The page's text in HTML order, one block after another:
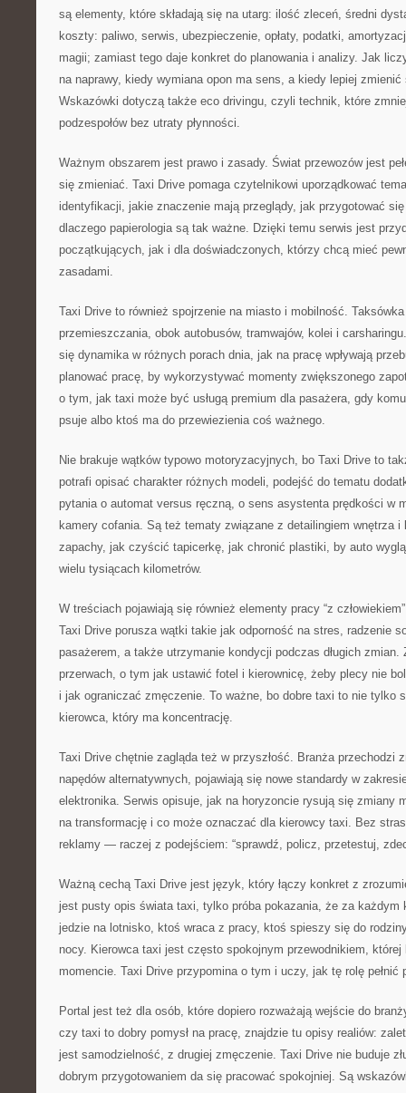
są elementy, które składają się na utarg: ilość zleceń, średni
koszty: paliwo, serwis, ubezpieczenie, opłaty, podatki,
magii; zamiast tego daje konkret do planowania i analizy. Jak
na naprawy, kiedy wymiana opon ma sens, a kiedy lepiej
Wskazówki dotyczą także eco drivingu, czyli technik, które
podzespołów bez utraty płynności.
Ważnym obszarem jest prawo i zasady. Świat przewozów jest
się zmieniać. Taxi Drive pomaga czytelnikowi uporządkować
identyfikacji, jakie znaczenie mają przeglądy, jak przygotować
dlaczego papierologia są tak ważne. Dzięki temu serwis jest
początkujących, jak i dla doświadczonych, którzy chcą mieć
zasadami.
Taxi Drive to również spojrzenie na miasto i mobilność.
przemieszczania, obok autobusów, tramwajów, kolei i
się dynamika w różnych porach dnia, jak na pracę wpływają
planować pracę, by wykorzystywać momenty zwiększonego
o tym, jak taxi może być usługą premium dla pasażera, gdy
psuje albo ktoś ma do przewiezienia coś ważnego.
Nie brakuje wątków typowo motoryzacyjnych, bo Taxi Drive to
potrafi opisać charakter różnych modeli, podejść do tematu
pytania o automat versus ręczną, o sens asystenta prędkości w
kamery cofania. Są też tematy związane z detailingiem wnętrza i
zapachy, jak czyścić tapicerkę, jak chronić plastiki, by auto
wielu tysiącach kilometrów.
W treściach pojawiają się również elementy pracy “z
Taxi Drive porusza wątki takie jak odporność na stres, radzenie
pasażerem, a także utrzymanie kondycji podczas długich zmian.
przerwach, o tym jak ustawić fotel i kierownicę, żeby plecy nie
i jak ograniczać zmęczenie. To ważne, bo dobre taxi to nie tylko
kierowca, który ma koncentrację.
Taxi Drive chętnie zagląda też w przyszłość. Branża przechodzi
napędów alternatywnych, pojawiają się nowe standardy w
elektronika. Serwis opisuje, jak na horyzoncie rysują się zmiany
na transformację i co może oznaczać dla kierowcy taxi. Bez
reklamy — raczej z podejściem: “sprawdź, policz, przetestuj,
Ważną cechą Taxi Drive jest język, który łączy konkret z
jest pusty opis świata taxi, tylko próba pokazania, że za każdym
jedzie na lotnisko, ktoś wraca z pracy, ktoś spieszy się do
nocy. Kierowca taxi jest często spokojnym przewodnikiem,
momencie. Taxi Drive przypomina o tym i uczy, jak tę rolę pełnić
Portal jest też dla osób, które dopiero rozważają wejście do
czy taxi to dobry pomysł na pracę, znajdzie tu opisy realiów:
jest samodzielność, z drugiej zmęczenie. Taxi Drive nie buduje
dobrym przygotowaniem da się pracować spokojniej. Są